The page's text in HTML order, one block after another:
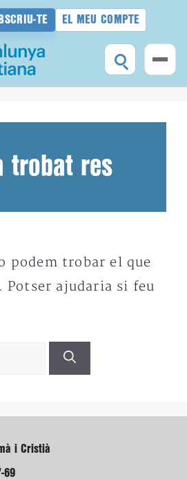
TE EL MEU COMPTE
trobat res
podem trobar el que
Potser ajudaria si feu
i Cristià
69